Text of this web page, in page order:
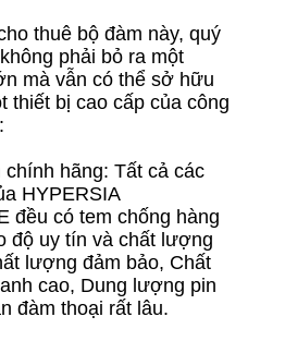
thuê bộ đàm này, quý
phải bỏ ra một
mà vẫn có thể sở hữu
thiết bị cao cấp của công
chính hãng: Tất cả các
HYPERSIA
đều có tem chống hàng
độ uy tín và chất lượng
lượng đảm bảo, Chất
cao, Dung lượng pin
đàm thoại rất lâu.